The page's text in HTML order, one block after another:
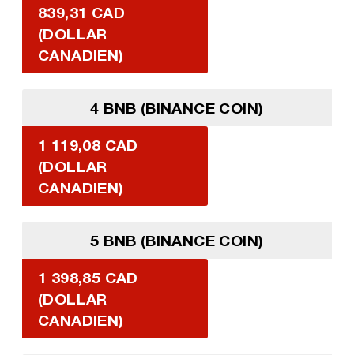
839,31 CAD
(DOLLAR
CANADIEN)
4 BNB (BINANCE COIN)
1 119,08 CAD
(DOLLAR
CANADIEN)
5 BNB (BINANCE COIN)
1 398,85 CAD
(DOLLAR
CANADIEN)